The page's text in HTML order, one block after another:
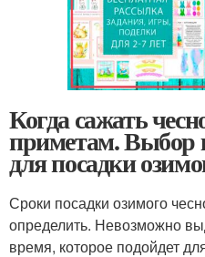
Когда сажать
приметам. Выбор
для посадки
Сроки посадки озимого
определить. Невозможно
время, которое подойдет